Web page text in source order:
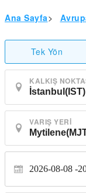
Ana Sayfa>
Tek Yön
KALKIŞ
VARIŞ YERI
2026-08-08